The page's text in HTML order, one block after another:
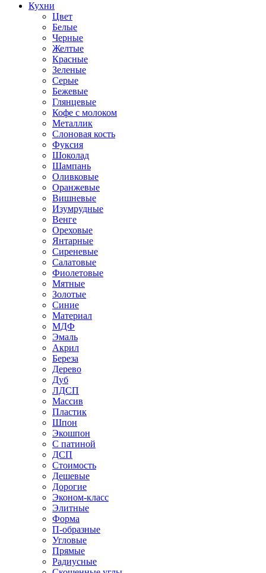
Кухни
Цвет
Белые
Черные
Желтые
Красные
Зеленые
Серые
Бежевые
Глянцевые
Кофе с молоком
Металлик
Слоновая кость
Фуксия
Шоколад
Шампань
Оливковые
Оранжевые
Вишневые
Изумрудные
Венге
Ореховые
Янтарные
Сиреневые
Салатовые
Фиолетовые
Мятные
Золотые
Синие
Материал
МДФ
Эмаль
Акрил
Береза
Дерево
Дуб
ЛДСП
Массив
Пластик
Шпон
Экошпон
С патиной
ДСП
Стоимость
Дешевые
Дорогие
Эконом-класс
Элитные
Форма
П-образные
Угловые
Прямые
Радиусные